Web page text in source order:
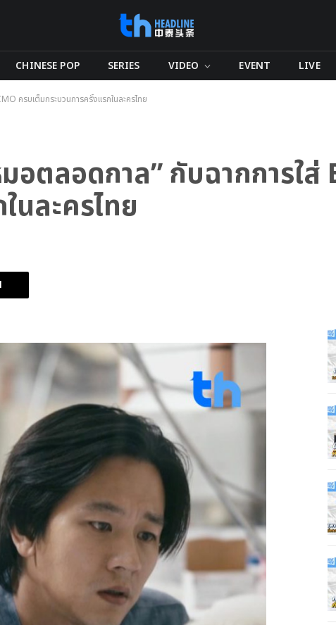
CHINESE POP SERIES VIDEO EVENT LIVE
ครบเต็มกระบวนการครั้งแรกในละครไทย
อตลอดกาล” กับฉากการใส่
นละครไทย